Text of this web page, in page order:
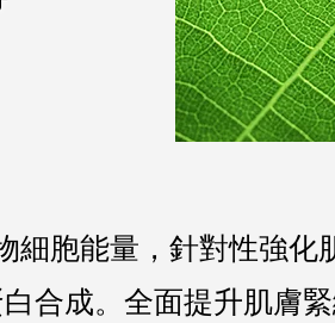
細胞能量，針對性強
合成。全面提升肌膚